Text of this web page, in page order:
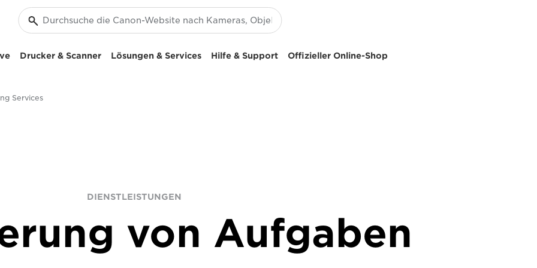
Drucker & Scanner Lösungen & Services Hilfe & Support Offizieller Online-Shop
Services
DIENSTLEISTUNGEN
von Aufgaben